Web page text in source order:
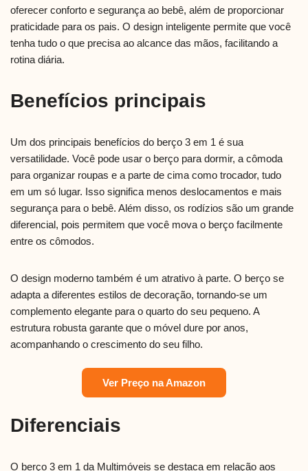
oferecer conforto e segurança ao bebê, além de proporcionar
praticidade para os pais. O design inteligente permite que você
tenha tudo o que precisa ao alcance das mãos, facilitando a
rotina diária.
Benefícios principais
Um dos principais benefícios do berço 3 em 1 é sua
versatilidade. Você pode usar o berço para dormir, a cômoda
para organizar roupas e a parte de cima como trocador, tudo
em um só lugar. Isso significa menos deslocamentos e mais
segurança para o bebê. Além disso, os rodízios são um grande
diferencial, pois permitem que você mova o berço facilmente
entre os cômodos.
O design moderno também é um atrativo à parte. O berço se
adapta a diferentes estilos de decoração, tornando-se um
complemento elegante para o quarto do seu pequeno. A
estrutura robusta garante que o móvel dure por anos,
acompanhando o crescimento do seu filho.
Ver Preço na Amazon
Diferenciais
O berço 3 em 1 da Multimóveis se destaca em relação aos